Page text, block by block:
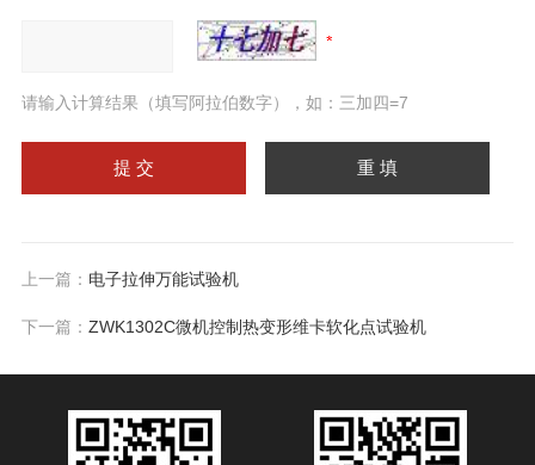
请输入计算结果（填写阿拉伯数字），如：三加四=7
上一篇： 电子拉伸万能试验机
下一篇： ZWK1302C微机控制热变形维卡软化点试验机